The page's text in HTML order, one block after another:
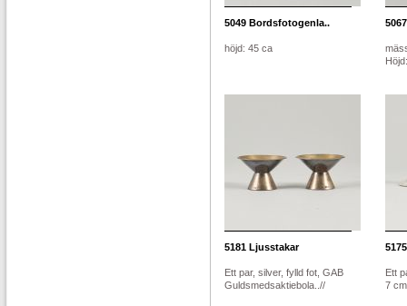
5049 Bordsfotogenla..
höjd: 45 ca
5067
5181 Ljusstakar
Ett par, silver, fylld fot, GAB
Guldsmedsaktiebola..//
5175
Ett
7